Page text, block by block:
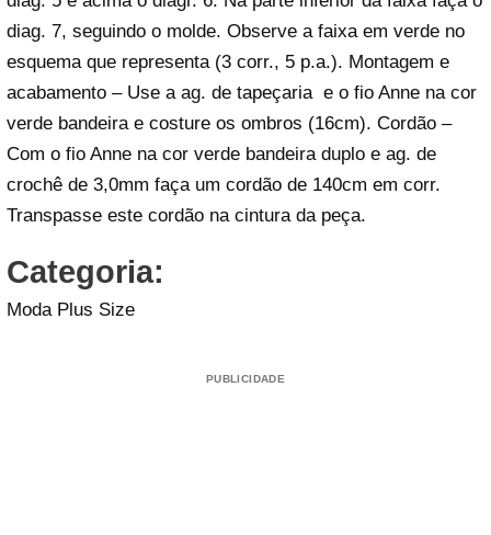
diag. 7, seguindo o molde. Observe a faixa em verde no
esquema que representa (3 corr., 5 p.a.). Montagem e
acabamento – Use a ag. de tapeçaria e o fio Anne na cor
verde bandeira e costure os ombros (16cm). Cordão –
Com o fio Anne na cor verde bandeira duplo e ag. de
crochê de 3,0mm faça um cordão de 140cm em corr.
Transpasse este cordão na cintura da peça.
Categoria:
Moda Plus Size
PUBLICIDADE